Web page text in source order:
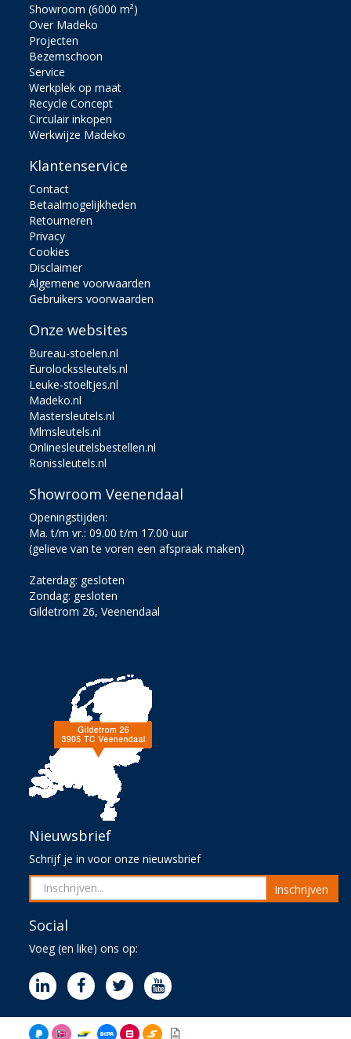
Showroom (6000 m²)
Over Madeko
Projecten
Bezemschoon
Service
Werkplek op maat
Recycle Concept
Circulair inkopen
Werkwijze Madeko
Klantenservice
Contact
Betaalmogelijkheden
Retourneren
Privacy
Cookies
Disclaimer
Algemene voorwaarden
Gebruikers voorwaarden
Onze websites
Bureau-stoelen.nl
Eurolockssleutels.nl
Leuke-stoeltjes.nl
Madeko.nl
Mastersleutels.nl
Mlmsleutels.nl
Onlinesleutelsbestellen.nl
Ronissleutels.nl
Showroom Veenendaal
Openingstijden:
Ma. t/m vr.: 09.00 t/m 17.00 uur
(gelieve van te voren een afspraak maken)
Zaterdag: gesloten
Zondag: gesloten
Gildetrom 26, Veenendaal
Nieuwsbrief
Schrijf je in voor onze nieuwsbrief
Inschrijven
Social
Voeg (en like) ons op: